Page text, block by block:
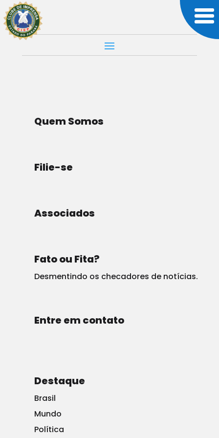
Quem Somos
Filie-se
Associados
Fato ou Fita?
Desmentindo os checadores de notícias.
Entre em contato
Destaque
Brasil
Mundo
Política
Imagem:
Tentando Evitar
Informação.